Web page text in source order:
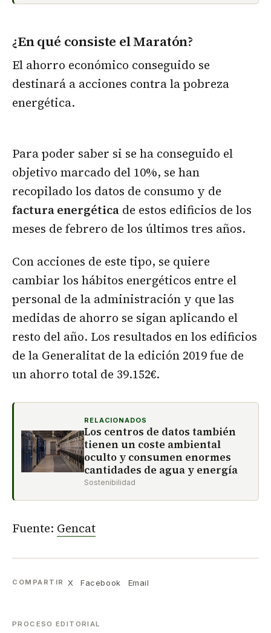
¿En qué consiste el Maratón?
El ahorro económico conseguido se
destinará a acciones contra la pobreza
energética.
Para poder saber si se ha conseguido el
objetivo marcado del 10%, se han
recopilado los datos de consumo y de
factura energética de estos edificios de los
meses de febrero de los últimos tres años.
Con acciones de este tipo, se quiere
cambiar los hábitos energéticos entre el
personal de la administración y que las
medidas de ahorro se sigan aplicando el
resto del año. Los resultados en los edificios
de la Generalitat de la edición 2019 fue de
un ahorro total de 39.152€.
RELACIONADOS
Los centros de datos también
tienen un coste ambiental
oculto y consumen enormes
cantidades de agua y energía
Sostenibilidad
Fuente: Gencat
COMPARTIR X Facebook Email
PROCESO EDITORIAL